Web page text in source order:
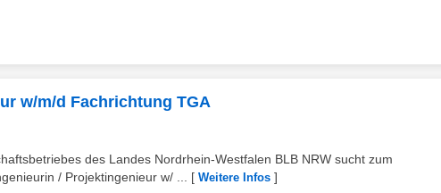
w/m/d Fachrichtung TGA
des Landes Nordrhein‑Westfalen BLB NRW sucht zum
/ Projektingenieur w/ ...
[ Weitere Infos ]